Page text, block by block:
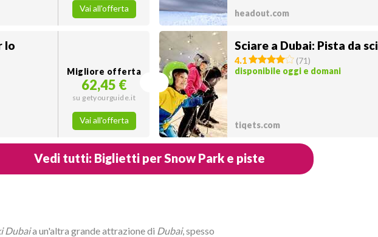
Vai all'offerta headout.com
lo
Migliore offerta
62,45 €
su getyourguide.it
Vai all'offerta
Sciare a Dubai: Pista da sci
4.1 (71)
disponibile oggi e domani
tiqets.com
Vedi tutti: Biglietti per Snow Park e piste
Dubaia un'altra grande attrazione di Dubai, spesso